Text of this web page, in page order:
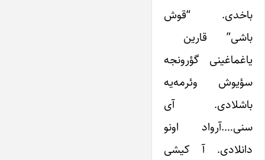
باخدی. “قوش
باشی” قارین
یاغماغینی گؤرونجه
سؤیوش وئرمه‌یه
باشلادی. آی
سنی….آرواد اونو
دانلادی. آ کیشی